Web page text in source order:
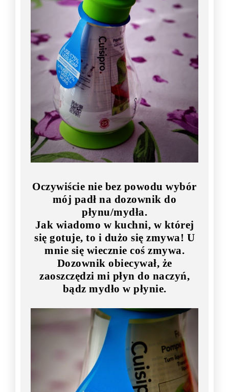
Oczywiście nie bez powodu wybór
mój padł na dozownik do
płynu/mydła.
Jak wiadomo w kuchni, w której
się gotuje, to i dużo się zmywa! U
mnie się wiecznie coś zmywa.
Dozownik obiecywał, że
zaoszczędzi mi płyn do naczyń,
bądz mydło w płynie.